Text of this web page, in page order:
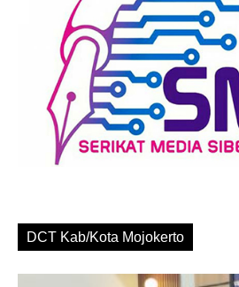
DCT Kab/Kota Mojokerto